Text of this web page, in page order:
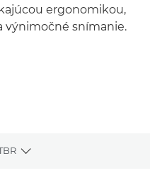
ergonomikou,
výnimočné snímanie.
Toggle breadcrumbs